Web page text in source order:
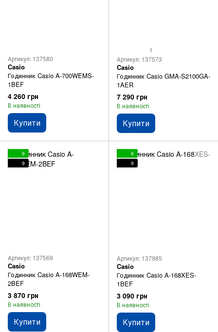
Артикул: 137580
Casio
Годинник Casio A-700WEMS-
1BEF
4 260 грн
В наявності
Купити
1
Артикул: 137573
Casio
Годинник Casio GMA-S2100GA-
1AER
7 290 грн
В наявності
Купити
9
9
Артикул: 137569
Casio
Годинник Casio A-168WEM-
2BEF
3 870 грн
В наявності
Купити
9
9
Артикул: 137985
Casio
Годинник Casio A-168XES-
1BEF
3 090 грн
В наявності
Купити